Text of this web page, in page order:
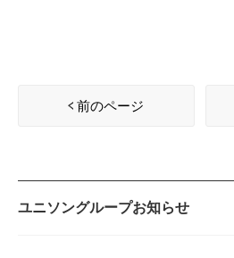
前のページ
ユニソングループお知らせ